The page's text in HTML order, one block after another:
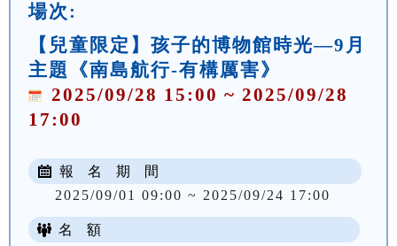
場次:
【兒童限定】孩子的博物館時光—9月
主題《南島航行-有構厲害》
2025/09/28 15:00 ~ 2025/09/28
17:00
報 名 期 間
2025/09/01 09:00 ~ 2025/09/24 17:00
名 額